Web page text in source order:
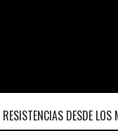
DESDE LOS